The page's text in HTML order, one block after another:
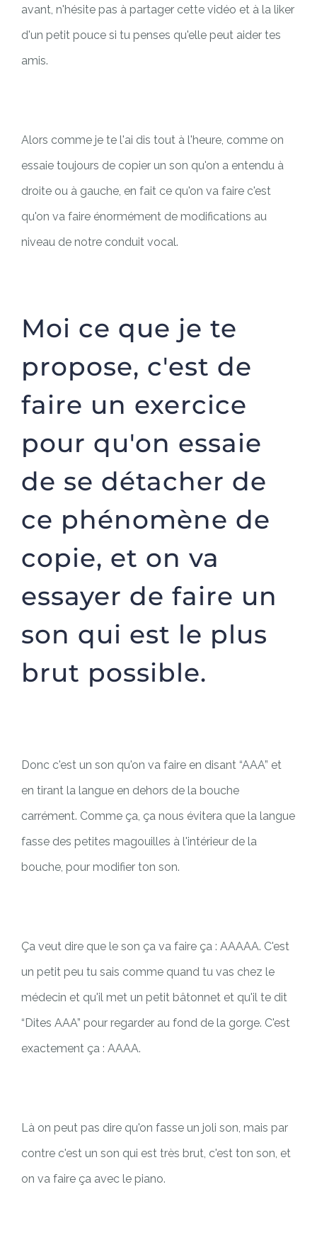
avant, n'hésite pas à partager cette vidéo et à la liker
d'un petit pouce si tu penses qu'elle peut aider tes
amis.
Alors comme je te l'ai dis tout à l'heure, comme on
essaie toujours de copier un son qu'on a entendu à
droite ou à gauche, en fait ce qu'on va faire c'est
qu'on va faire énormément de modifications au
niveau de notre conduit vocal.
Moi ce que je te
propose, c'est de
faire un exercice
pour qu'on essaie
de se détacher de
ce phénomène de
copie, et on va
essayer de faire un
son qui est le plus
brut possible.
Donc c'est un son qu'on va faire en disant “AAA” et
en tirant la langue en dehors de la bouche
carrément. Comme ça, ça nous évitera que la langue
fasse des petites magouilles à l'intérieur de la
bouche, pour modifier ton son.
Ça veut dire que le son ça va faire ça : AAAAA. C'est
un petit peu tu sais comme quand tu vas chez le
médecin et qu'il met un petit bâtonnet et qu'il te dit
“Dites AAA” pour regarder au fond de la gorge. C'est
exactement ça : AAAA.
Là on peut pas dire qu'on fasse un joli son, mais par
contre c'est un son qui est très brut, c'est ton son, et
on va faire ça avec le piano.